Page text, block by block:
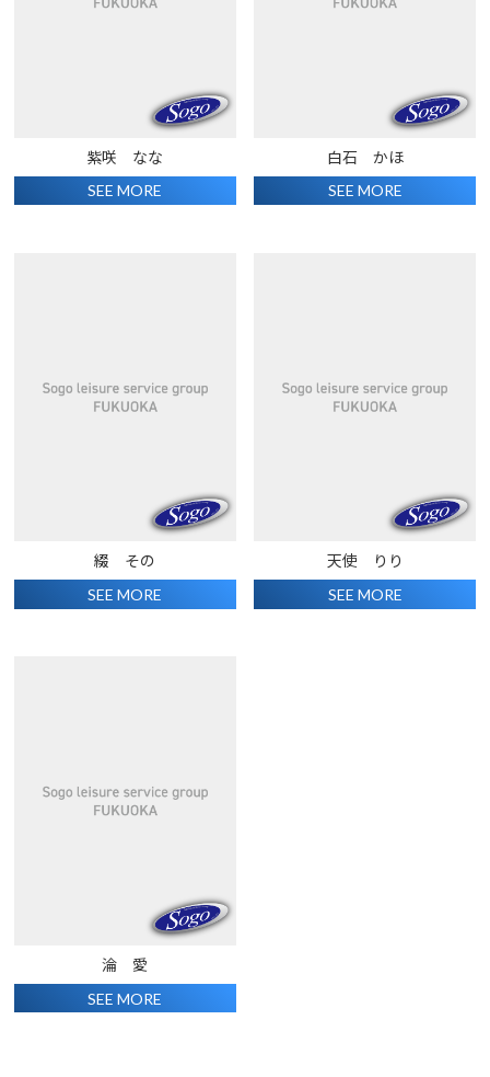
紫咲 なな
SEE MORE
白石 かほ
SEE MORE
綴 その
SEE MORE
天使 りり
SEE MORE
淪 愛
SEE MORE